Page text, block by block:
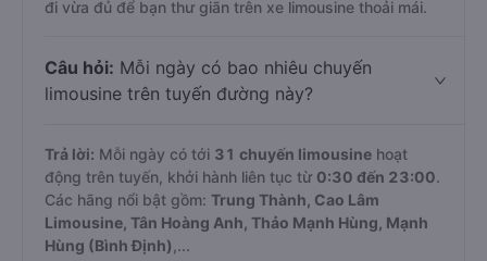
đi vừa đủ để bạn thư giãn trên xe limousine thoải mái.
Câu hỏi: Mỗi ngày có bao nhiêu chuyến
limousine trên tuyến đường này?
Trả lời: Mỗi ngày có tới 31 chuyến limousine hoạt
động trên tuyến, khởi hành liên tục từ 0:30 đến 23:00.
Các hãng nổi bật gồm: Trung Thành, Cao Lâm
Limousine, Tân Hoàng Anh, Thảo Mạnh Hùng, Mạnh
Hùng (Bình Định) ,...